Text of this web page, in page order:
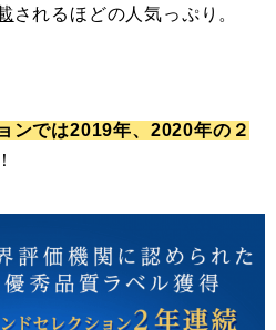
されるほどの人気っぷり。
ンでは2019年、2020年の２